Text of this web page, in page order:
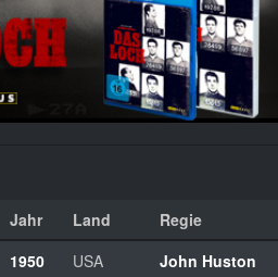
Jahr Land Regie
1950 USA John Huston